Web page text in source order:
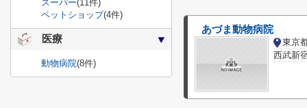
あづま動物病院
東京
西武新
スーパー(11件)
ペットショップ(4件)
医療
動物病院(8件)